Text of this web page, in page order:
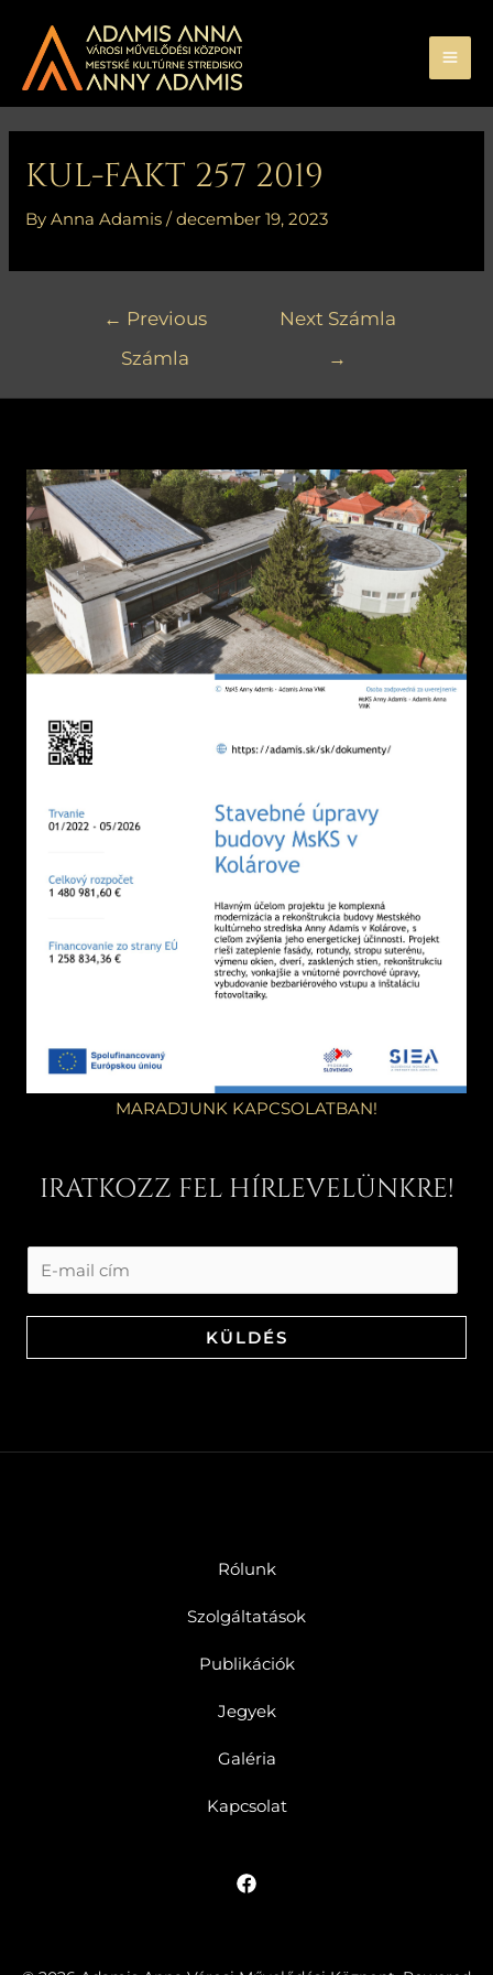
content
KUL-FAKT 257 2019
ByAnna Adamis/december 19, 2023
← Previous
Számla
Next Számla
→
MARADJUNK KAPCSOLATBAN!
IRATKOZZ FEL HÍRLEVELÜNKRE!
KÜLDÉS
Rólunk
Szolgáltatások
Publikációk
Jegyek
Galéria
Kapcsolat